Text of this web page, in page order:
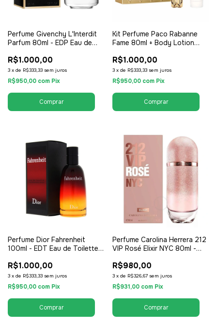
Perfume Givenchy L'Interdit
Parfum 80ml - EDP Eau de
R$1.000,00
3 x de R$333,33 sem juros
R$950,00 com Pix
Kit Perfume Paco Rabanne
Fame 80ml + Body Lotion
Feminino
R$1.000,00
3 x de R$333,33 sem juros
R$950,00 com Pix
Perfume Dior Fahrenheit
100ml - EDT Eau de Toilette -
R$1.000,00
3 x de R$333,33 sem juros
R$950,00 com Pix
Perfume Carolina Herrera 212
VIP Rosé Elixir NYC 80ml -
R$980,00
3 x de R$326,67 sem juros
R$931,00 com Pix